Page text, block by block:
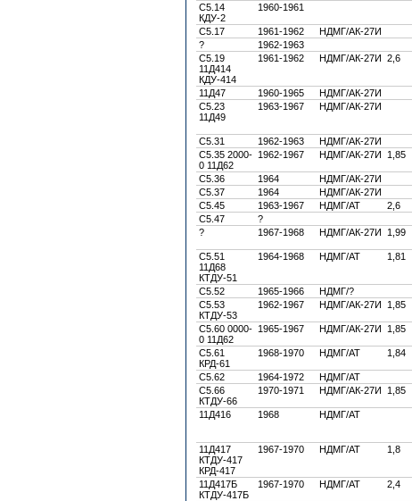
С5.14
КДУ-2
1960-1961
С5.17 1961-1962 НДМГ/АК-27И
?
1962-1963
С5.19
11Д414
КДУ-414
1961-1962 НДМГ/АК-27И 2,6
11Д47 1960-1965 НДМГ/АК-27И
C5.23
11Д49
1963-1967 НДМГ/АК-27И
С5.31 1962-1963 НДМГ/АК-27И
С5.35 2000-
0 11Д62
1962-1967 НДМГ/АК-27И 1,85
С5.36
1964 НДМГ/АК-27И
С5.37
1964 НДМГ/АК-27И
С5.45
1963-1967 НДМГ/АТ 2,6
С5.47
?
?
1967-1968 НДМГ/АК-27И 1,99
С5.51
11Д68
КТДУ-51
1964-1968 НДМГ/АТ 1,81
С5.52 1965-1966 НДМГ/?
С5.53
КТДУ-53
1962-1967 НДМГ/АК-27И 1,85
С5.60 0000-
0 11Д62
1965-1967 НДМГ/АК-27И 1,85
С5.61
КРД-61
1968-1970 НДМГ/АТ 1,84
С5.62
1964-1972 НДМГ/АТ
С5.66
КТДУ-66
1970-1971 НДМГ/АК-27И 1,85
11Д416
1968 НДМГ/АТ
11Д417
КТДУ-417
КРД-417
1967-1970 НДМГ/АТ 1,8
11Д417Б
КТДУ-417Б
1967-1970 НДМГ/АТ 2,4